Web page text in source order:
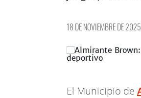
18 DE NOVIEMBRE DE
El Municipio de